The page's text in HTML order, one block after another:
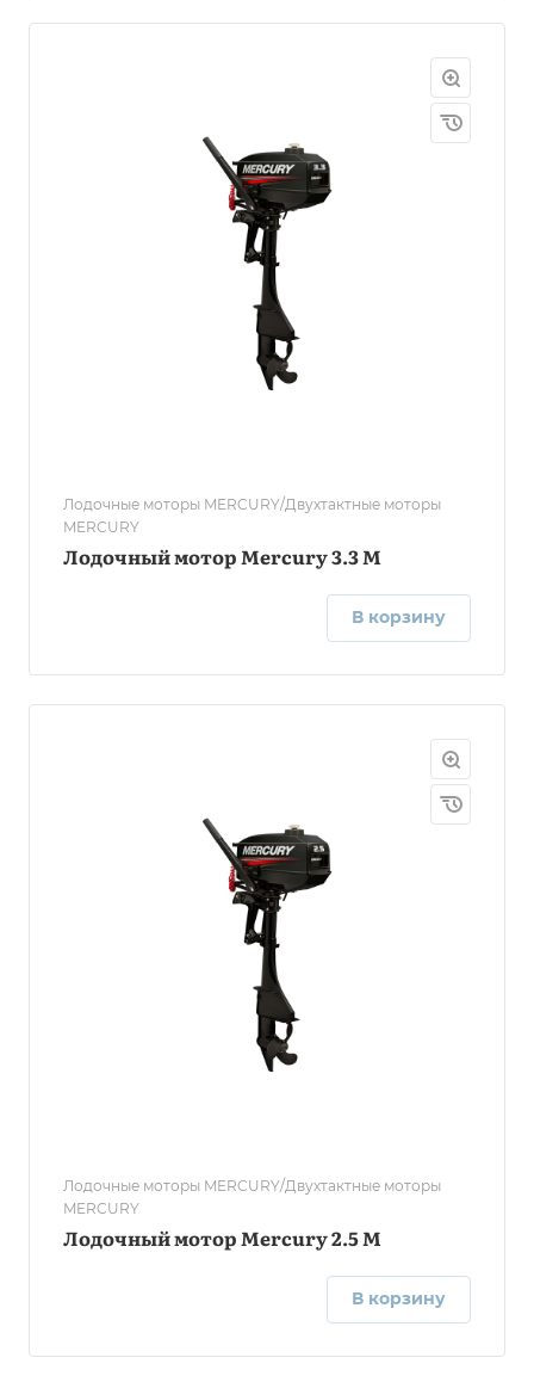
Лодочные моторы MERCURY/Двухтактные моторы
MERCURY
Лодочный мотор Mercury 3.3 М
В корзину
Лодочные моторы MERCURY/Двухтактные моторы
MERCURY
Лодочный мотор Mercury 2.5 М
В корзину